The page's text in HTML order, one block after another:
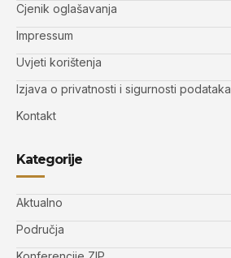
Cjenik oglašavanja
Impressum
Uvjeti korištenja
Izjava o privatnosti i sigurnosti podataka
Kontakt
Kategorije
Aktualno
Područja